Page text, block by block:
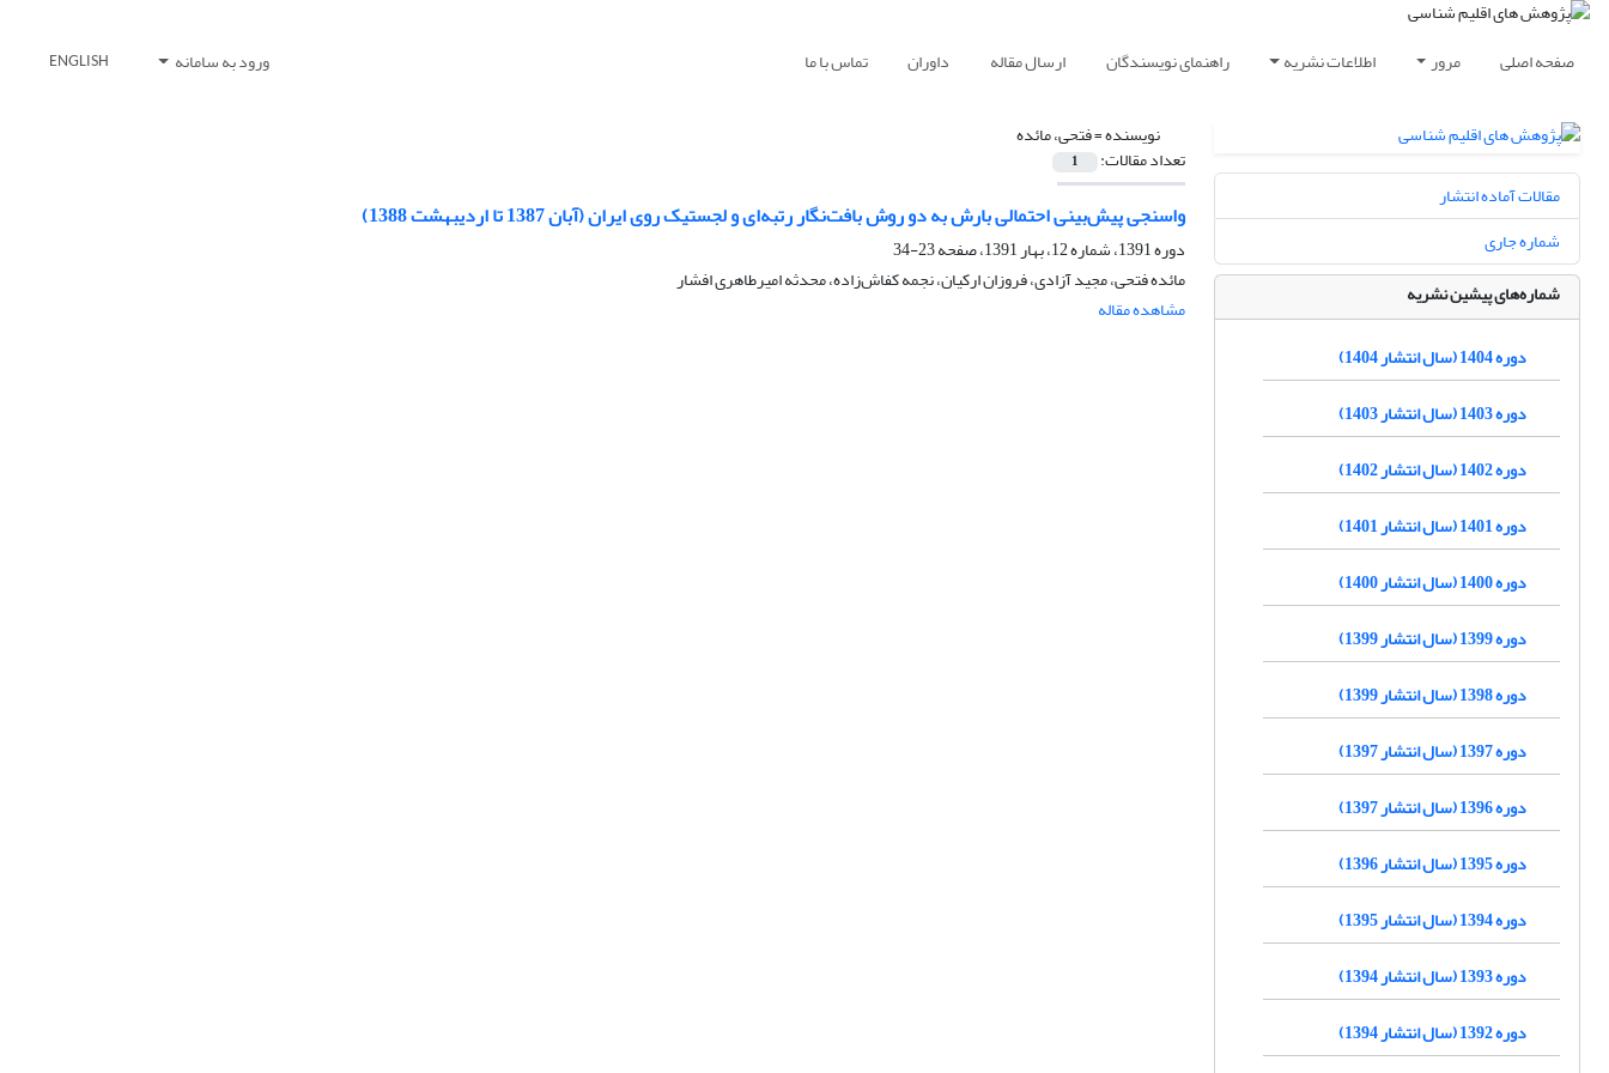
صفحه اصلی مرور اطلاعات نشریه راهنمای نویسندگان ارسال مقاله داوران تماس با ما ورود به سامانه ENGLISH
نویسنده =فتحی، مائده
تعداد مقالات: 1
واسنجی پیش‌بینی احتمالی بارش به دو روش بافت‌نگار رتبه‌ای و لجستیک روی ایران (آبان 1387 تا اردیبهشت 1388)
دوره 1391، شماره 12، بهار 1391، صفحه
23-34
مائده فتحی، مجید آزادی، فروزان ارکیان، نجمه کفاش‌زاده، محدثه امیرطاهری افشار
مشاهده مقاله
مقالات آماده انتشار
شماره جاری
شماره‌های پیشین نشریه
دوره 1404 (سال انتشار 1404)
دوره 1403 (سال انتشار 1403)
دوره 1402 (سال انتشار 1402)
دوره 1401 (سال انتشار 1401)
دوره 1400 (سال انتشار 1400)
دوره 1399 (سال انتشار 1399)
دوره 1398 (سال انتشار 1399)
دوره 1397 (سال انتشار 1397)
دوره 1396 (سال انتشار 1397)
دوره 1395 (سال انتشار 1396)
دوره 1394 (سال انتشار 1395)
دوره 1393 (سال انتشار 1394)
دوره 1392 (سال انتشار 1394)